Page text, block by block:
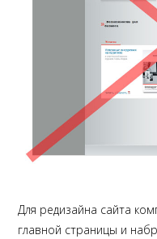
Для редизайна сайта
главной страницы и